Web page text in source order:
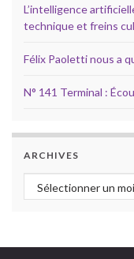
L’intelligence
technique et freins
Félix Paoletti nous a
N° 141 Terminal :
ARCHIVES
Archives